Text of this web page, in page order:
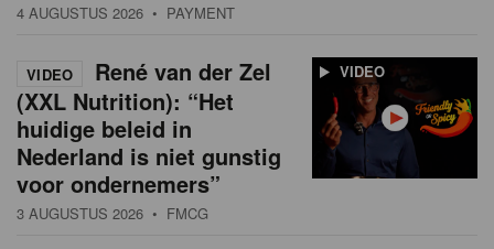
4 AUGUSTUS 2026 • PAYMENT
VIDEO
VIDEO
René van der Zel
(XXL Nutrition): “Het
huidige beleid in
Nederland is niet gunstig
voor ondernemers”
3 AUGUSTUS 2026 • FMCG